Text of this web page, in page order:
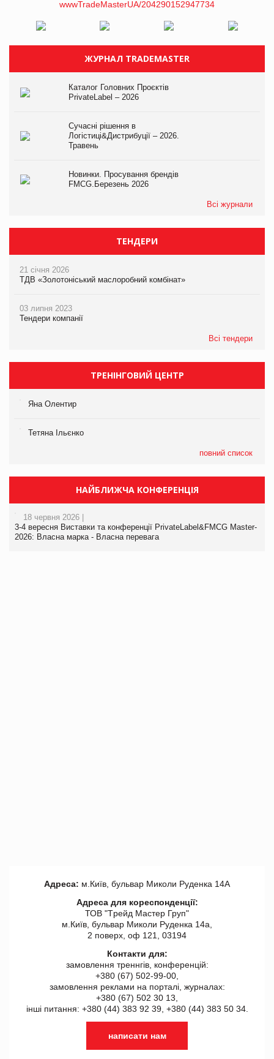
ЖУРНАЛ TRADEMASTER
Каталог Головних Проєктів
PrivateLabel – 2026
Сучасні рішення в
Логістиці&Дистрибуції – 2026.
Травень
Новинки. Просування брендів
FMCG.Березень 2026
Всі журнали
ТЕНДЕРИ
21 січня 2026
ТДВ «Золотоніський маслоробний комбінат»
03 липня 2023
Тендери компанії
Всі тендери
ТРЕНІНГОВИЙ ЦЕНТР
Яна Олентир
Тетяна Ільєнко
повний список
НАЙБЛИЖЧА КОНФЕРЕНЦІЯ
18 червня 2026 |
3-4 вересня Виставки та конференції PrivateLabel&FMCG Master-
2026: Власна марка - Власна перевага
Адреса: м.Київ, бульвар Миколи Руденка 14А
Адреса для кореспонденції:
ТОВ "Tрейд Мастер Груп"
м.Київ, бульвар Миколи Руденка 14а,
2 поверх, оф 121, 03194
Контакти для:
замовлення треннгів, конференцій:
+380 (67) 502-99-00,
замовлення реклами на порталі, журналах:
+380 (67) 502 30 13,
інші питання: +380 (44) 383 92 39, +380 (44) 383 50 34.
написати нам